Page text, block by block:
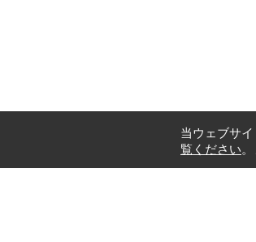
当ウェブサ
覧ください